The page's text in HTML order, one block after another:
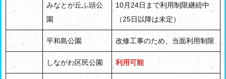
みなとが丘ふ頭公
園
10月24日まで利用制限継続中
（25日以降は未定）
平和島公園 改修工事のため、当面利用制限
しながわ区民公園 利用可能